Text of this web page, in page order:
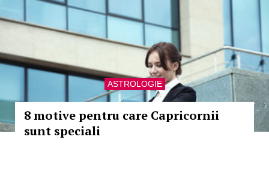
ASTROLOGIE
8 motive pentru care Capricornii
sunt speciali